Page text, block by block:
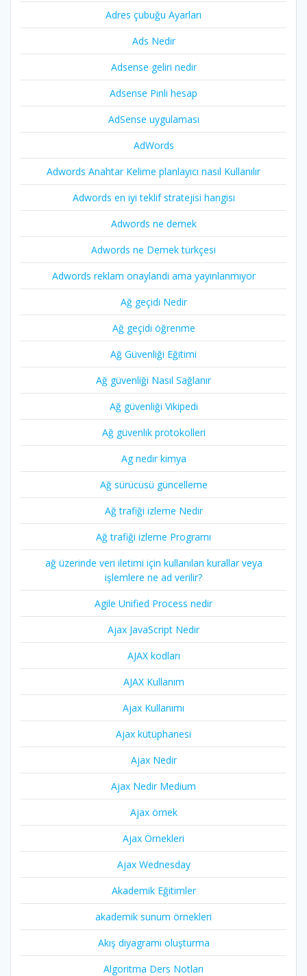
Adres çubuğu Ayarları
Ads Nedir
Adsense geliri nedir
Adsense Pinli hesap
AdSense uygulaması
AdWords
Adwords Anahtar Kelime planlayıcı nasıl Kullanılır
Adwords en iyi teklif stratejisi hangisi
Adwords ne demek
Adwords ne Demek türkçesi
Adwords reklam onaylandi ama yayınlanmıyor
Ağ geçidi Nedir
Ağ geçidi öğrenme
Ağ Güvenliği Eğitimi
Ağ güvenliği Nasıl Sağlanır
Ağ güvenliği Vikipedi
Ağ güvenlik protokolleri
Ag nedir kimya
Ağ sürücüsü güncelleme
Ağ trafiği izleme Nedir
Ağ trafiği izleme Programı
ağ üzerinde veri iletimi için kullanılan kurallar veya
işlemlere ne ad verilir?
Agile Unified Process nedir
Ajax JavaScript Nedir
AJAX kodları
AJAX Kullanım
Ajax Kullanımı
Ajax kütüphanesi
Ajax Nedir
Ajax Nedir Medium
Ajax örnek
Ajax Örnekleri
Ajax Wednesday
Akademik Eğitimler
akademik sunum örnekleri
Akış diyagramı oluşturma
Algoritma Ders Notları